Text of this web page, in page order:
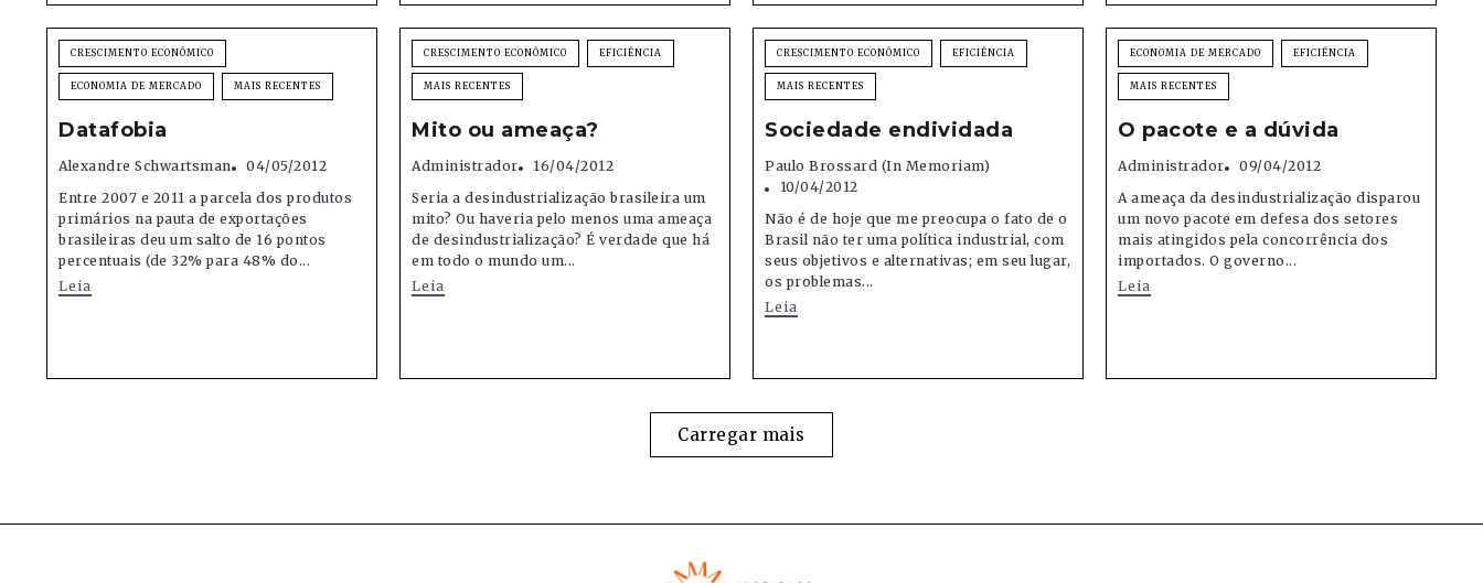
CRESCIMENTO ECONÔMICO
ECONOMIA DE MERCADO MAIS RECENTES
Datafobia
Alexandre Schwartsman
04/05/2012
Entre 2007 e 2011 a parcela dos produtos
primários na pauta de exportações
brasileiras deu um salto de 16 pontos
percentuais (de 32% para 48% do...
Leia
CRESCIMENTO ECONÔMICO EFICIÊNCIA
MAIS RECENTES
Mito ou ameaça?
Administrador
16/04/2012
Seria a desindustrialização brasileira um
mito? Ou haveria pelo menos uma ameaça
de desindustrialização? É verdade que há
em todo o mundo um...
Leia
CRESCIMENTO ECONÔMICO EFICIÊNCIA
MAIS RECENTES
Sociedade endividada
Paulo Brossard (in Memoriam)
10/04/2012
Não é de hoje que me preocupa o fato de o
Brasil não ter uma política industrial, com
seus objetivos e alternativas; em seu lugar,
os problemas...
Leia
ECONOMIA DE MERCADO EFICIÊNCIA
MAIS RECENTES
O pacote e a dúvida
Administrador
09/04/2012
A ameaça da desindustrialização disparou
um novo pacote em defesa dos setores
mais atingidos pela concorrência dos
importados. O governo...
Leia
Carregar mais